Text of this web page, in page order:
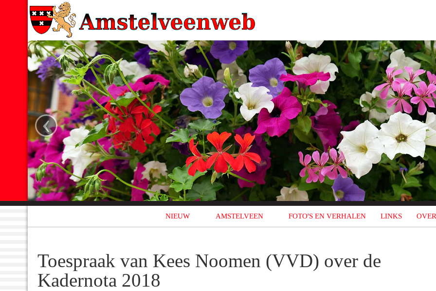
‹
NIEUW AMSTELVEEN FOTO'S EN VERHALEN LINKS
Toespraak van Kees Noomen (VVD) over de
Kadernota 2018